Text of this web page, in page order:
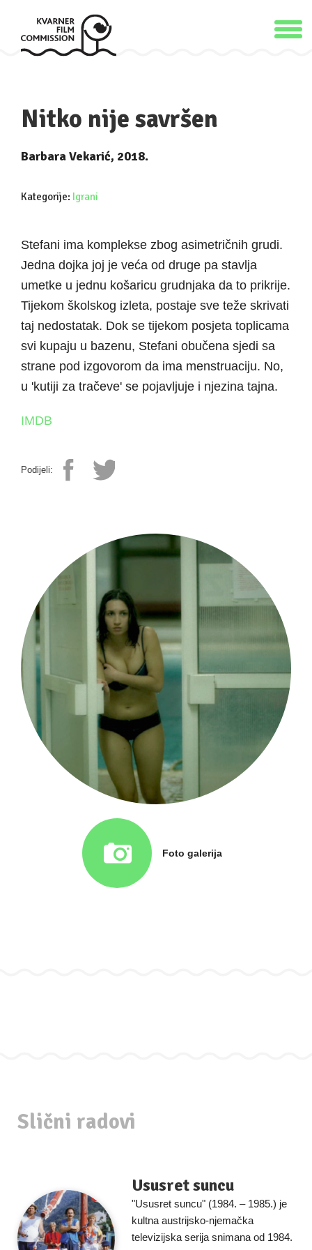
Nitko nije savršen
Barbara Vekarić, 2018.
Kategorije: Igrani
Stefani ima komplekse zbog asimetričnih grudi.
Jedna dojka joj je veća od druge pa stavlja
umetke u jednu košaricu grudnjaka da to prikrije.
Tijekom školskog izleta, postaje sve teže skrivati
taj nedostatak. Dok se tijekom posjeta toplicama
svi kupaju u bazenu, Stefani obučena sjedi sa
strane pod izgovorom da ima menstruaciju. No,
u 'kutiji za tračeve' se pojavljuje i njezina tajna.
IMDB
Podijeli:
Foto galerija
Slični radovi
Ususret suncu
"Ususret suncu" (1984. – 1985.) je
kultna austrijsko-njemačka
televizijska serija snimana od 1984.